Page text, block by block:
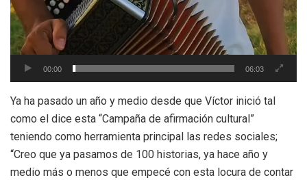
00:00 06:03
Ya ha pasado un año y medio desde que Víctor inició tal
como el dice esta “Campaña de afirmación cultural”
teniendo como herramienta principal las redes sociales;
“Creo que ya pasamos de 100 historias, ya hace año y
medio más o menos que empecé con esta locura de contar